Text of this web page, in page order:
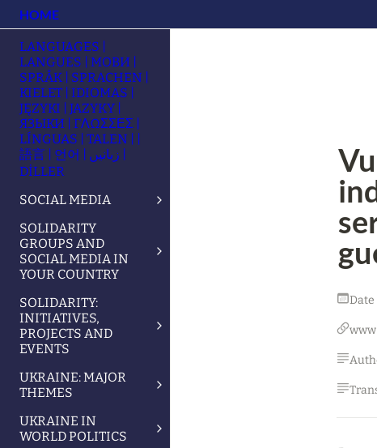
HOME
LANGUAGES |
LANGUES | МОВИ |
SPRÅK | SPRACHEN |
KIELET | IDIOMAS |
JĘZYKI | JAZYKY |
ЯЗЫКИ | ΓΛΩΣΣΕΣ |
LÍNGUAS | TALEN | |
語言 | 언어 | زبانیں |
DİLLER
SOCIAL MEDIA
SOLIDARITY
GROUPS AND
SOCIAL MEDIA IN
YOUR COUNTRY
SOLIDARITY:
INITIATIVES,
PROJECTS AND
EVENTS
UKRAINE: MAJOR
THEMES
UKRAINE IN
WORLD POLITICS
Date
www